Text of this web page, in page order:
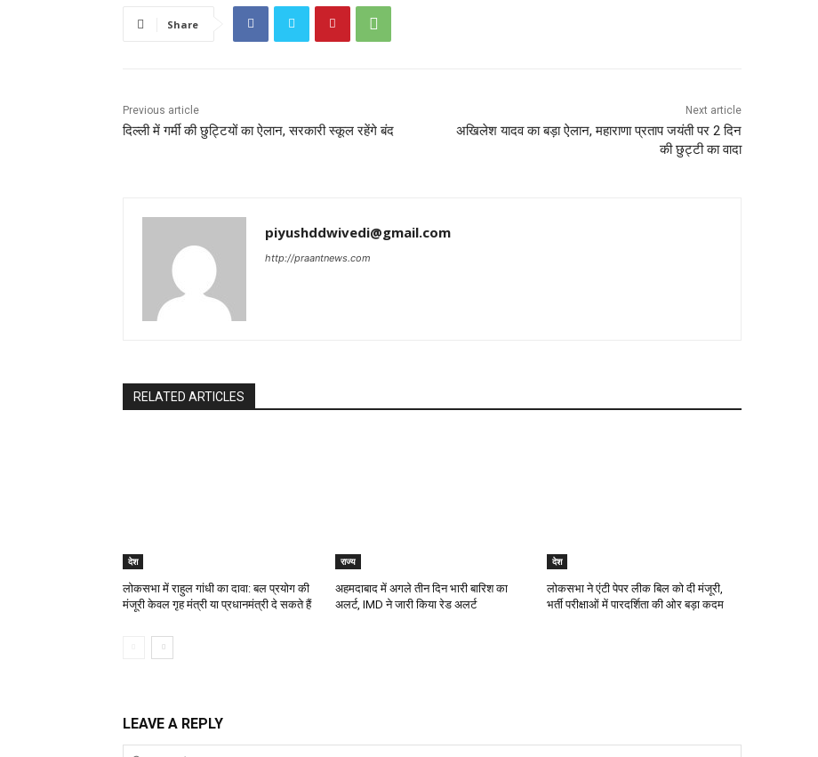
Share
Previous article
दिल्ली में गर्मी की छुट्टियों का ऐलान, सरकारी स्कूल रहेंगे बंद
Next article
अखिलेश यादव का बड़ा ऐलान, महाराणा प्रताप जयंती पर 2 दिन
की छुट्टी का वादा
piyushddwivedi@gmail.com
http://praantnews.com
RELATED ARTICLES
देश
लोकसभा में राहुल गांधी का दावा: बल प्रयोग की
मंजूरी केवल गृह मंत्री या प्रधानमंत्री दे सकते हैं
राज्य
अहमदाबाद में अगले तीन दिन भारी बारिश का
अलर्ट, IMD ने जारी किया रेड अलर्ट
देश
लोकसभा ने एंटी पेपर लीक बिल को दी मंजूरी,
भर्ती परीक्षाओं में पारदर्शिता की ओर बड़ा कदम
LEAVE A REPLY